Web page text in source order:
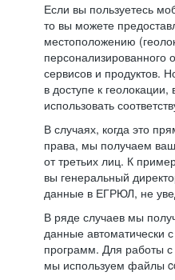
Если вы пользуетесь
то вы можете
местоположению
персонализированного
сервисов и продуктов.
в доступе к
использовать
В случаях, когда это
права, мы получаем
от третьих лиц. К
вы генеральный
данные в ЕГРЮЛ, не
В ряде случаев мы
данные автоматически
программ. Для работы
мы используем файлы